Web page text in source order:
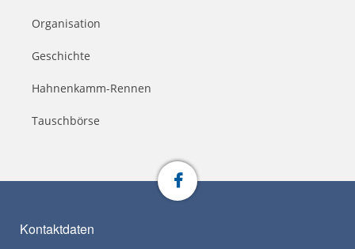
Organisation
Geschichte
Hahnenkamm-Rennen
Tauschbörse
Kontaktdaten